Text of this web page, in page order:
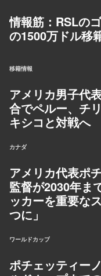
情報筋：RSLの
の1500万ドル移
移籍情報
アメリカ男子代
合でペルー、チ
キシコと対戦へ
カナダ
アメリカ代表ポ
監督が2030年ま
ッカーを重要な
つに」
ワールドカップ
ポチェッティー